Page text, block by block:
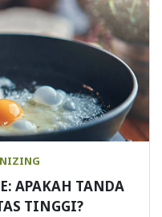
APAKAH TANDA
TINGGI?